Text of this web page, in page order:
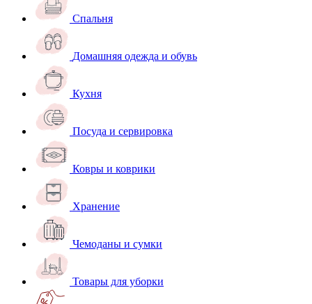
Спальня
Домашняя одежда и обувь
Кухня
Посуда и сервировка
Ковры и коврики
Хранение
Чемоданы и сумки
Товары для уборки